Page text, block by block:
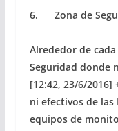
6. Zona de
Alrededor de
Seguridad donde
[12:42, 23/6/2016]
ni efectivos de las
equipos de